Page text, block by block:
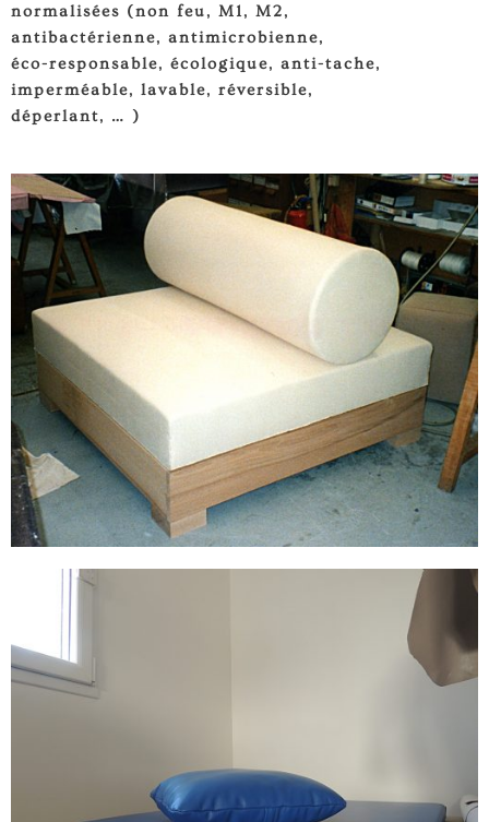
normalisées (non feu, M1, M2,
antibactérienne, antimicrobienne,
éco-responsable, écologique, anti-tache,
imperméable, lavable, réversible,
déperlant, … )